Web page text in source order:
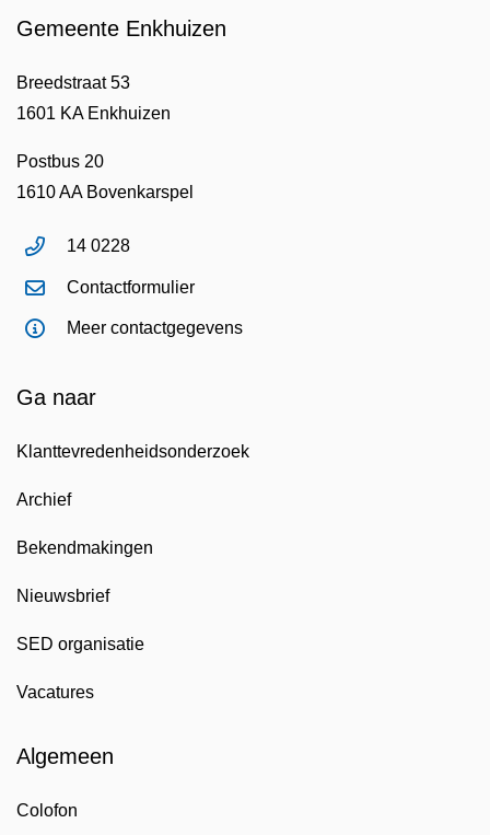
Gemeente Enkhuizen
Breedstraat 53
1601 KA Enkhuizen
Postbus 20
1610 AA Bovenkarspel
14 0228
Contactformulier
Meer contactgegevens
Ga naar
Klanttevredenheidsonderzoek
Archief
Bekendmakingen
Nieuwsbrief
SED organisatie
Vacatures
Algemeen
Colofon